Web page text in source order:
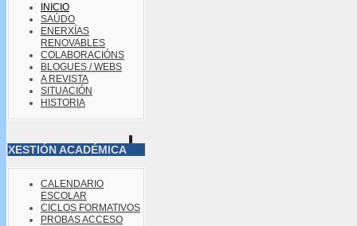
INICIO
SAÚDO
ENERXÍAS
RENOVABLES
COLABORACIÓNS
BLOGUES / WEBS
A REVISTA
SITUACIÓN
HISTORIA
XESTIÓN ACADÉMICA
CALENDARIO
ESCOLAR
CICLOS FORMATIVOS
PROBAS ACCESO